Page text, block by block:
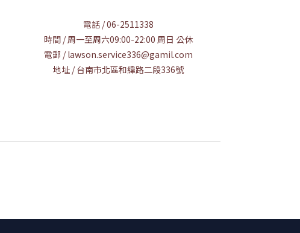
電話 / 06-2511338
時間 / 周一至周六09:00-22:00 周日 公休
電郵 / lawson.service336@gamil.com
地址 / 台南市北區和緯路二段336號